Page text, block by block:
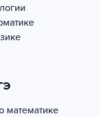
математике